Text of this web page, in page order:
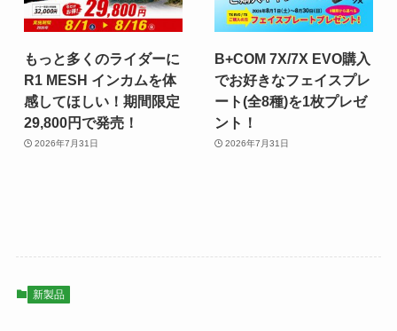
もっと多くのライダーに
R1 MESH インカムを体
感してほしい！期間限定
29,800円で発売！
2026年7月31日
B+COM 7X/7X EVO購入
でお好きなフェイスプレ
ート(全8種)を1枚プレゼ
ント！
2026年7月31日
新製品